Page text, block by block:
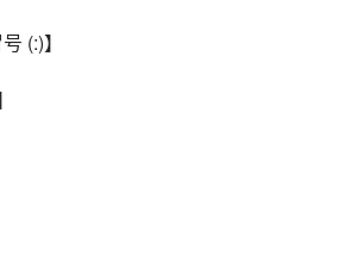
(:)】